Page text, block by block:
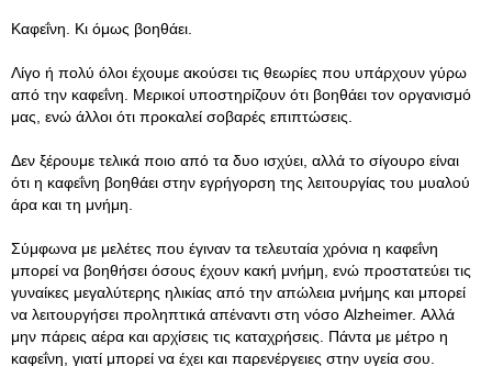
Καφεΐνη. Κι όμως βοηθάει.
Λίγο ή πολύ όλοι έχουμε ακούσει τις θεωρίες που υπάρχουν γύρω
από την καφεΐνη. Μερικοί υποστηρίζουν ότι βοηθάει τον οργανισμό
μας, ενώ άλλοι ότι προκαλεί σοβαρές επιπτώσεις.
Δεν ξέρουμε τελικά ποιο από τα δυο ισχύει, αλλά το σίγουρο είναι
ότι η καφεΐνη βοηθάει στην εγρήγορση της λειτουργίας του μυαλού
άρα και τη μνήμη.
Σύμφωνα με μελέτες που έγιναν τα τελευταία χρόνια η καφεΐνη
μπορεί να βοηθήσει όσους έχουν κακή μνήμη, ενώ προστατεύει τις
γυναίκες μεγαλύτερης ηλικίας από την απώλεια μνήμης και μπορεί
να λειτουργήσει προληπτικά απέναντι στη νόσο Alzheimer. Αλλά
μην πάρεις αέρα και αρχίσεις τις καταχρήσεις. Πάντα με μέτρο η
καφεΐνη, γιατί μπορεί να έχει και παρενέργειες στην υγεία σου.